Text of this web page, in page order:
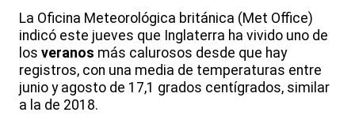
La Oficina Meteorológica británica (Met Office)
indicó este jueves que Inglaterra ha vivido uno de
los veranos más calurosos desde que hay
registros, con una media de temperaturas entre
junio y agosto de 17,1 grados centígrados, similar
a la de 2018.